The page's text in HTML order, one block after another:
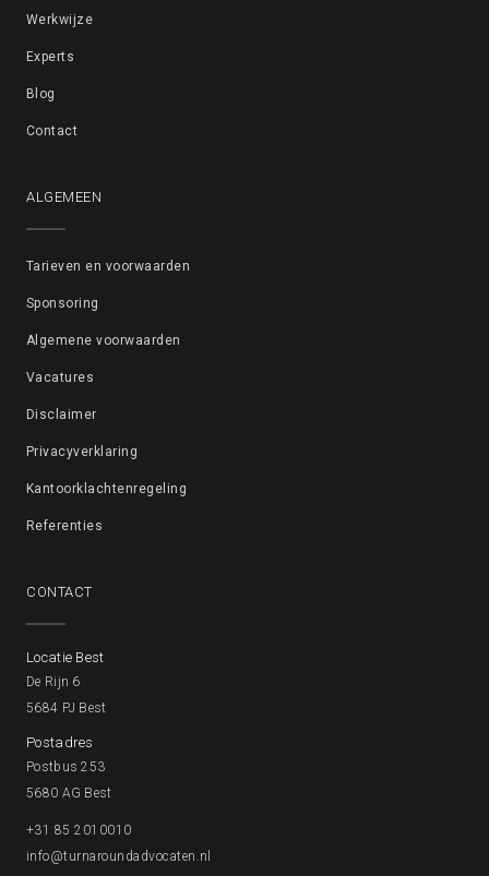
Werkwijze
Experts
Blog
Contact
ALGEMEEN
Tarieven en voorwaarden
Sponsoring
Algemene voorwaarden
Vacatures
Disclaimer
Privacyverklaring
Kantoorklachtenregeling
Referenties
CONTACT
Locatie Best
De Rijn 6
5684 PJ Best
Postadres
Postbus 253
5680 AG Best
+31 85 2010010
info@turnaroundadvocaten.nl